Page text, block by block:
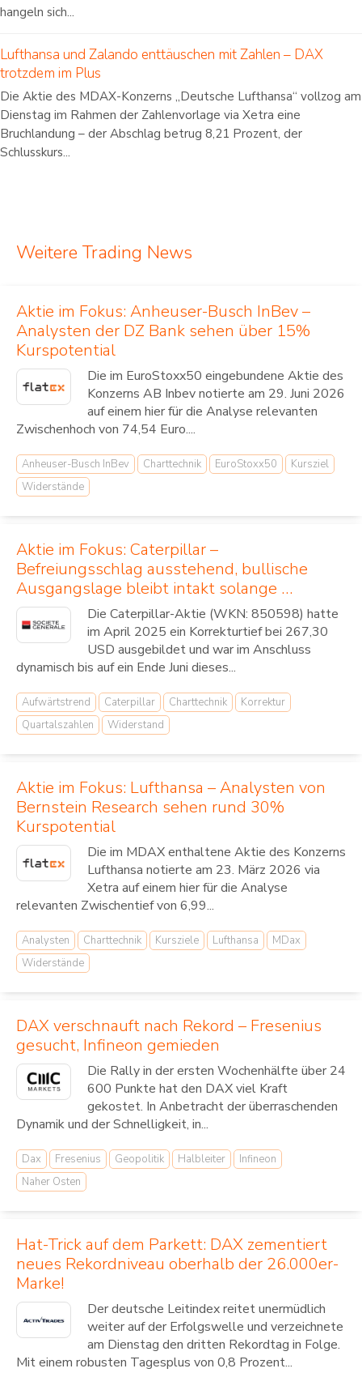
hangeln sich...
Lufthansa und Zalando enttäuschen mit Zahlen – DAX
trotzdem im Plus
Die Aktie des MDAX-Konzerns „Deutsche Lufthansa“ vollzog am
Dienstag im Rahmen der Zahlenvorlage via Xetra eine
Bruchlandung – der Abschlag betrug 8,21 Prozent, der
Schlusskurs...
Weitere Trading News
Aktie im Fokus: Anheuser-Busch InBev –
Analysten der DZ Bank sehen über 15%
Kurspotential
Die im EuroStoxx50 eingebundene Aktie des
Konzerns AB Inbev notierte am 29. Juni 2026
auf einem hier für die Analyse relevanten
Zwischenhoch von 74,54 Euro....
Anheuser-Busch InBev Charttechnik EuroStoxx50
Kursziel
Widerstände
Aktie im Fokus: Caterpillar –
Befreiungsschlag ausstehend, bullische
Ausgangslage bleibt intakt solange …
Die Caterpillar-Aktie (WKN: 850598) hatte
im April 2025 ein Korrekturtief bei 267,30
USD ausgebildet und war im Anschluss
dynamisch bis auf ein Ende Juni dieses...
Aufwärtstrend Caterpillar Charttechnik
Korrektur
Quartalszahlen
Widerstand
Aktie im Fokus: Lufthansa – Analysten von
Bernstein Research sehen rund 30%
Kurspotential
Die im MDAX enthaltene Aktie des Konzerns
Lufthansa notierte am 23. März 2026 via
Xetra auf einem hier für die Analyse
relevanten Zwischentief von 6,99...
Analysten Charttechnik Kursziele Lufthansa
MDax
Widerstände
DAX verschnauft nach Rekord – Fresenius
gesucht, Infineon gemieden
Die Rally in der ersten Wochenhälfte über 24
600 Punkte hat den DAX viel Kraft
gekostet. In Anbetracht der überraschenden
Dynamik und der Schnelligkeit, in...
Dax Fresenius Geopolitik Halbleiter
Infineon
Naher Osten
Hat-Trick auf dem Parkett: DAX zementiert
neues Rekordniveau oberhalb der 26.000er-
Marke!
Der deutsche Leitindex reitet unermüdlich
weiter auf der Erfolgswelle und verzeichnete
am Dienstag den dritten Rekordtag in Folge.
Mit einem robusten Tagesplus von 0,8 Prozent...